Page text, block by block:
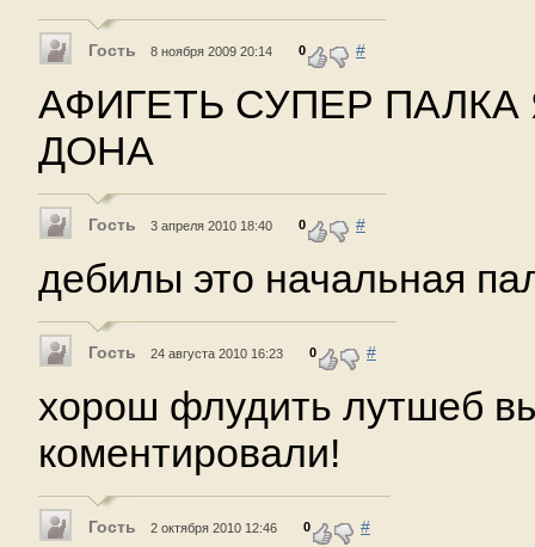
Гость 8 ноября 2009 20:14 0 #
АФИГЕТЬ СУПЕР
ДОНА
Гость 3 апреля 2010 18:40 0 #
дебилы это начальная
Гость 24 августа 2010 16:23 0 #
хорош флудить лутшеб
коментировали!
Гость 2 октября 2010 12:46 0 #